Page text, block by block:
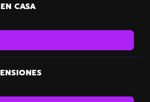
CASA